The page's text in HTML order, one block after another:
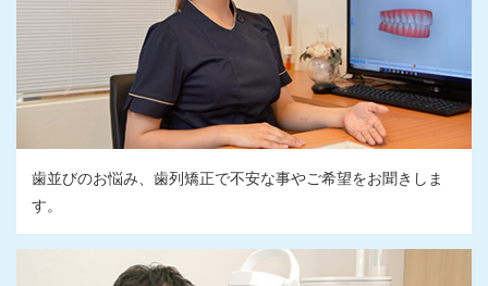
歯並びのお悩み、歯列矯正で不安な事やご希望をお聞きしま
す。